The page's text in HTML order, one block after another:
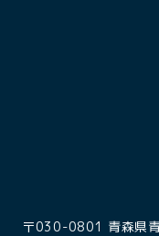
〒030-0801 青森県